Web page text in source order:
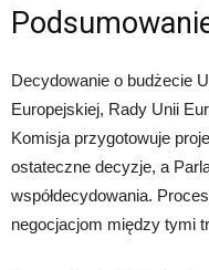
Decydowanie o budżecie
Europejskiej, Rady Unii
Komisja przygotowuje
ostateczne decyzje, a
współdecydowania.
negocjacjom między tymi